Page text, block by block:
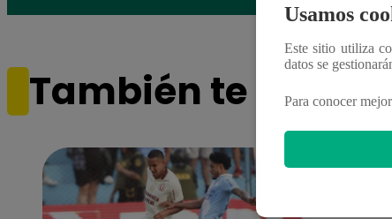
También te
Usamos
Este sitio utiliza
datos se
Para conocer